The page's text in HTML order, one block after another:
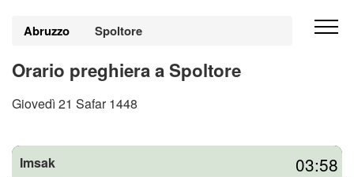
Abruzzo Spoltore
Orario preghiera a Spoltore
Giovedì 21 Safar 1448
Imsak 03:58